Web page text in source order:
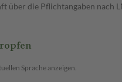
über die Pflichtangaben nach
Sprache anzeigen.